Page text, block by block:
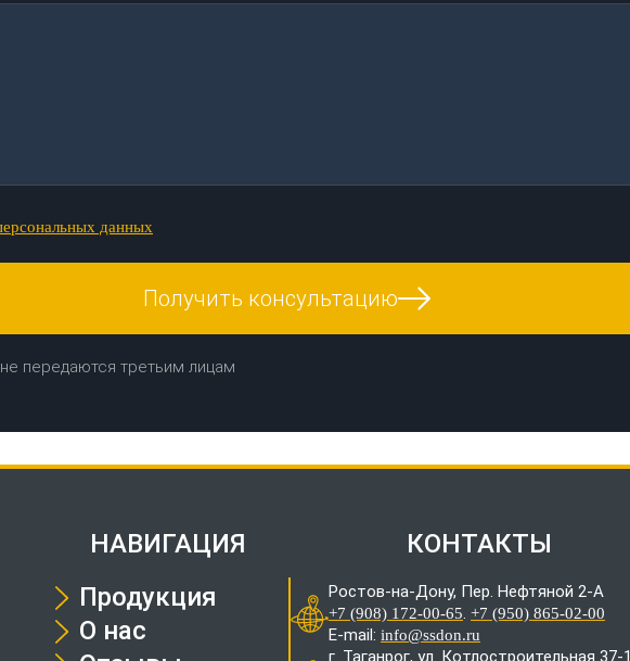
данных
Получить консультацию
передаются третьим лицам
НАВИГАЦИЯ
Продукция
О нас
КОНТАКТЫ
Ростов-на-Дону, Пер. Нефтяной 2-А
+7 (908) 172-00-65. +7 (950) 865-02-00
E-mail: info@ssdon.ru
г. Таганрог, ул. Котлостроительная 37-1